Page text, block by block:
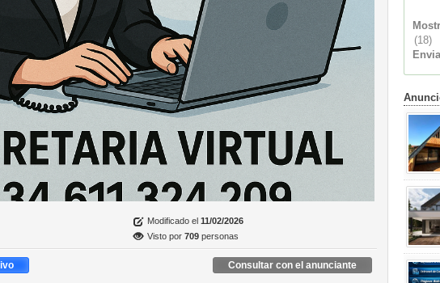
Modificado el11/02/2026
Visto por709 personas
Consultar con el anunciante
(18)